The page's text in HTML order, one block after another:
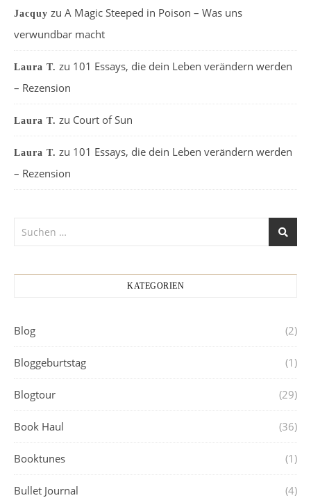
Jacquy zu A Magic Steeped in Poison – Was uns
verwundbar macht
Laura T. zu 101 Essays, die dein Leben verändern werden
– Rezension
Laura T. zu Court of Sun
Laura T. zu 101 Essays, die dein Leben verändern werden
– Rezension
KATEGORIEN
Blog (2)
Bloggeburtstag (1)
Blogtour (29)
Book Haul (36)
Booktunes (1)
Bullet Journal (4)